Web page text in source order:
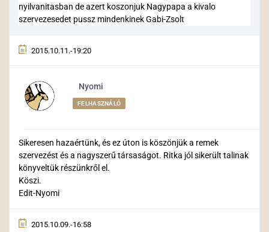
nyilvanitasban de azert koszonjuk Nagypapa a kivalo
szervezesedet pussz mindenkinek Gabi-Zsolt
2015.10.11.-19:20
Nyomi
FELHASZNÁLÓ
Sikeresen hazaértünk, és ez úton is köszönjük a remek
szervezést és a nagyszerű társaságot. Ritka jól sikerült talinak
könyveltük részünkről el.
Köszi.
Edit-Nyomi
2015.10.09.-16:58